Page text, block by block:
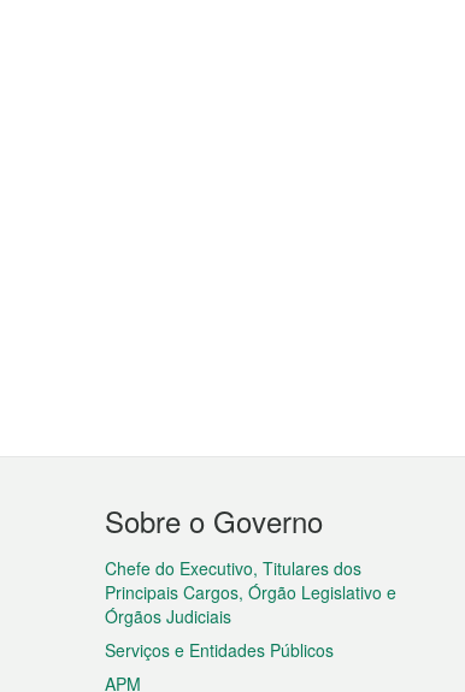
Menu
do
rodapé
Sobre o Governo
Chefe do Executivo, Titulares dos
Principais Cargos, Órgão Legislativo e
Órgãos Judiciais
Serviços e Entidades Públicos
APM